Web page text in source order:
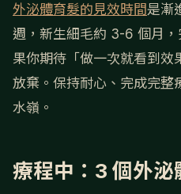
外泌體育髮的見效時間是漸
週，新生細毛約 3-6 個月
果你期待「做一次就看到效
放棄。保持耐心、完成完整
水嶺。
療程中：3 個外